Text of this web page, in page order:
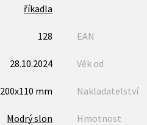
říkadla
128 EAN
28.10.2024 Věk od
200x110 mm Nakladatelství
Modrý slon Hmotnost